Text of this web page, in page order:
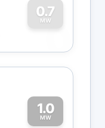
0.7
MW
0
1.0
MW